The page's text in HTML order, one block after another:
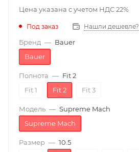
Цена указана с учетом НДС 22%
Под заказ Нашли дешевле?
Бренд — Bauer
Bauer
Полнота — Fit 2
Fit 1
Fit 2 Fit 3
Модель — Supreme Mach
Supreme Mach
Размер — 10.5